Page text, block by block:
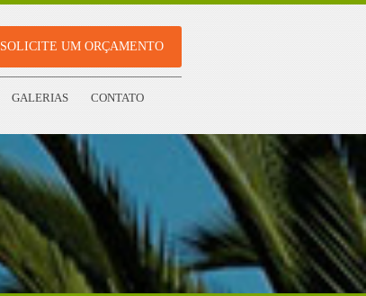
SOLICITE UM ORÇAMENTO
GALERIAS CONTATO